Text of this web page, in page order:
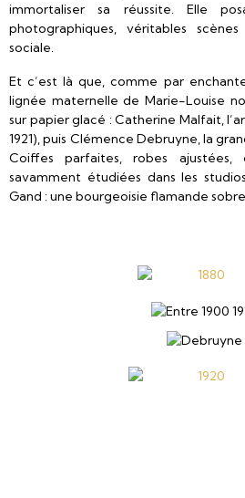
immortaliser sa réussite. Elle
photographiques, véritables
sociale.
Et c’est là que, comme par
lignée maternelle de Marie-Louise
sur papier glacé : Catherine Malfait,
1921), puis Clémence Debruyne, la
Coiffes parfaites, robes ajustées,
savamment étudiées dans les
Gand : une bourgeoisie flamande